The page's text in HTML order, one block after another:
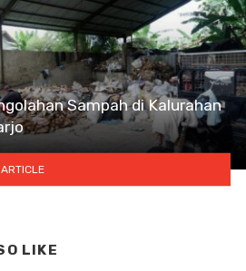
Sampah di Kalurahan
LIKE